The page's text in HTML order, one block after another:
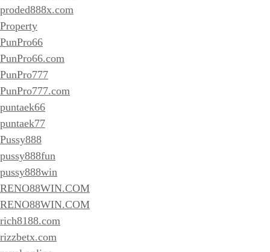
proded888x.com
Property
PunPro66
PunPro66.com
PunPro777
PunPro777.com
puntaek66
puntaek77
Pussy888
pussy888fun
pussy888win
RENO88WIN.COM
RENO88WIN.COM
rich8188.com
rizzbetx.com